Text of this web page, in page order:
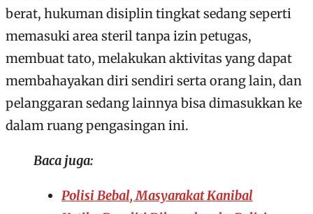
berat, hukuman disiplin tingkat sedang seperti
memasuki area steril tanpa izin petugas,
membuat tato, melakukan aktivitas yang dapat
membahayakan diri sendiri serta orang lain, dan
pelanggaran sedang lainnya bisa dimasukkan ke
dalam ruang pengasingan ini.
Baca juga:
Polisi Bebal, Masyarakat Kanibal